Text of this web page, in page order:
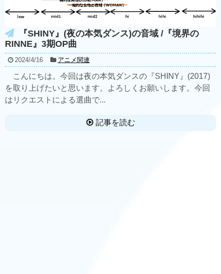
『SHINY』(夜の本気ダンス)の音域 /『境界の
RINNE』3期OP曲
2024/4/16 アニメ関連
こんにちは。今回は夜の本気ダンスの『SHINY』(2017)
を取り上げたいと思います。よろしくお願いします。今回
はリクエストによる選曲で...
記事を読む